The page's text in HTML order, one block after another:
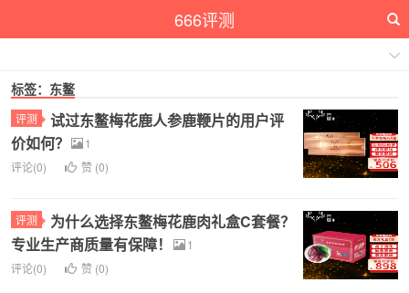
666评测
标签：东鳌
评测
试过东鳌梅花鹿人参鹿鞭片的用户评
价如何？
1
评论(0)
赞 (0)
评测
为什么选择东鳌梅花鹿肉礼盒C套餐？
专业生产商质量有保障！
1
评论(0)
赞 (0)